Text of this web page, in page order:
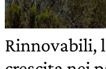
Rinnovabili,